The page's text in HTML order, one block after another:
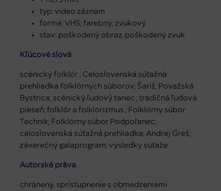
typ: video záznam
forma: VHS; farebný; zvukový
stav: poškodený obraz, poškodený zvuk
Kľúčové slová
scénický folklór ; Celoslovenská súťažná
prehliadka folklórnych súborov; Šariš; Považská
Bystrica; scénický ľudový tanec ; tradičná ľudová
pieseň; folklór a folklorizmus ; Folklórny súbor
Technik; Folklórny súbor Podpoľanec;
celoslovenská súťažná prehliadka; Andrej Greš;
záverečný galaprogram; výsledky súťaže
Autorské práva
chránený, sprístupnenie s obmedzeniami